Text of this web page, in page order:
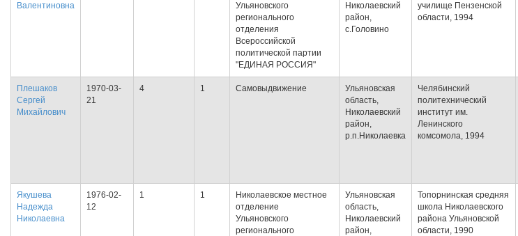
Валентиновна
Ульяновского
регионального
отделения
Всероссийской
политической партии
"ЕДИНАЯ РОССИЯ"
Николаевский
район,
с.Головино
училище Пензенской
области, 1994
Плешаков
Сергей
Михайлович
1970-03-
21
4 1 Самовыдвижение
Ульяновская
область,
Николаевский
район,
р.п.Николаевка
Челябинский
политехнический
институт им.
Ленинского
комсомола, 1994
Якушева
Надежда
Николаевна
1976-02-
12
1 1
Николаевское местное
отделение
Ульяновского
регионального
Ульяновская
область,
Николаевский
район,
Топорнинская средняя
школа Николаевского
района Ульяновской
области, 1990